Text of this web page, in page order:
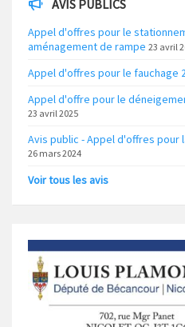
AVIS PUBLICS
Appel d'offres pour le
aménagement de rampe 23 avril
Appel d'offres pour le fauchage
Appel d'offre pour le
23 avril 2025
Avis public - Appel d'offres pour
26 mars 2024
Voir tous les avis